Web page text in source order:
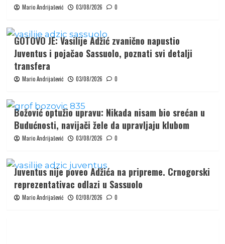
Mario Andrijašević 03/08/2026 0
GOTOVO JE: Vasilije Adžić zvanično napustio
Juventus i pojačao Sassuolo, poznati svi detalji
transfera
Mario Andrijašević 03/08/2026 0
Božović optužio upravu: Nikada nisam bio srećan u
Budućnosti, navijači žele da upravljaju klubom
Mario Andrijašević 03/08/2026 0
Juventus nije poveo Adžića na pripreme. Crnogorski
reprezentativac odlazi u Sassuolo
Mario Andrijašević 02/08/2026 0